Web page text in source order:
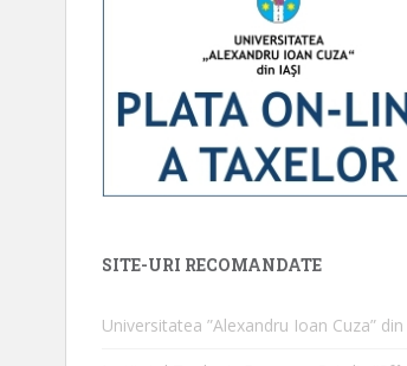
SITE-URI RECOMANDATE
Universitatea ”Alexandru Ioan Cuza” din